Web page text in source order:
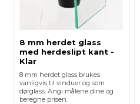
8 mm herdet glass
med herdeslipt kant -
Klar
8 mm herdet glass brukes
vanligvis til vinduer og som
dørglass. Angi målene dine og
beregne prisen.